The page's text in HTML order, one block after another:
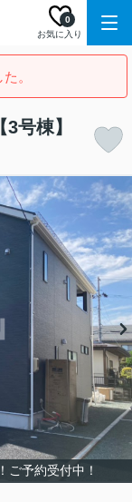
お気に入り
0
。
号棟】
ご予約受付中！